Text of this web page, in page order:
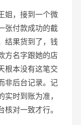
姐，接到一个微
张付款成功的截
结果货到了，钱
方名字跟她的店
根本没有这笔交
非后台记录。记
时到账为准，
对一致才行。